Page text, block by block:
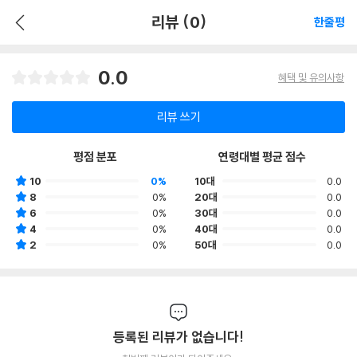
리뷰 (0) 한줄평
0.0 혜택 및 유의사항
리뷰 쓰기
평점 분포
10
0%
8
0%
6
0%
4
0%
2
0%
연령대별 평균 점수
10대
0.0
20대
0.0
30대
0.0
40대
0.0
50대
0.0
등록된 리뷰가 없습니다!